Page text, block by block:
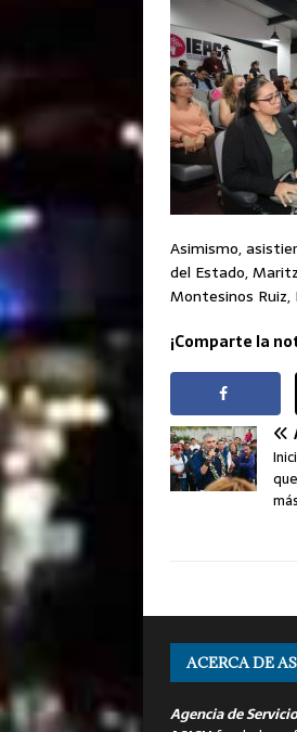
Asimismo,
del Estado,
Montesinos Ruiz,
¡Comparte la
más
ACERCA DE
Agencia de